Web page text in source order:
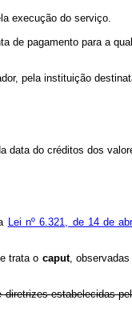
execução do serviço.
de pagamento para a
pela instituição
data do créditos dos
Lei nº 6.321, de 14 de
trata o caput,
estabelecidas